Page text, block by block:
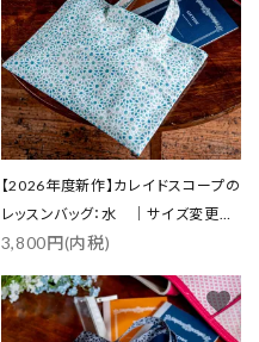
【2026年度新作】カレイドスコープの
レッスンバッグ：水 ｜サイズ変更対
応
3,800円(内税)
favorite